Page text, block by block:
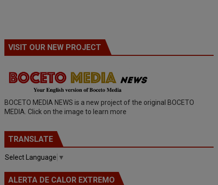
VISIT OUR NEW PROJECT
BOCETO MEDIA NEWS is a new project of the original BOCETO
MEDIA. Click on the image to learn more
TRANSLATE
Select Language ▼
ALERTA DE CALOR EXTREMO